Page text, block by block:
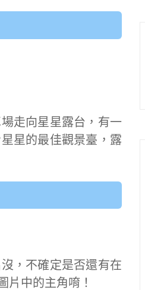
走向星星露台，有一
星的最佳觀景臺，露
，不確定是否還有在
片中的主角唷！